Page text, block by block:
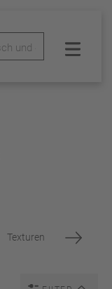
Texturen